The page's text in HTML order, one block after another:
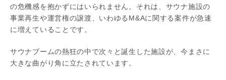
の危機感を抱かずにはいられません。それは、サウナ施設の
事業再生や運営権の譲渡、いわゆるM&Aに関する案件が急速
に増えていることです。
サウナブームの熱狂の中で次々と誕生した施設が、今まさに
大きな曲がり角に立たされています。